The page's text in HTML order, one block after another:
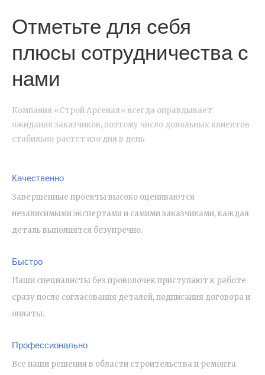
Отметьте для себя
плюсы сотрудничества с
нами
Компания «Строй Арсенал» всегда оправдывает
ожидания заказчиков, поэтому число довольных клиентов
стабильно растет изо дня в день.
Качественно
Завершенные проекты высоко оцениваются
независимыми экспертами и самими заказчиками, каждая
деталь выполнятся безупречно.
Быстро
Наши специалисты без проволочек приступают к работе
сразу после согласования деталей, подписания договора и
оплаты.
Профессионально
Все наши решения в области строительства и ремонта